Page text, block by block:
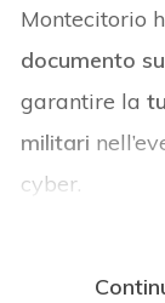
Montecitorio
documento
garantire la
militari
cyber.